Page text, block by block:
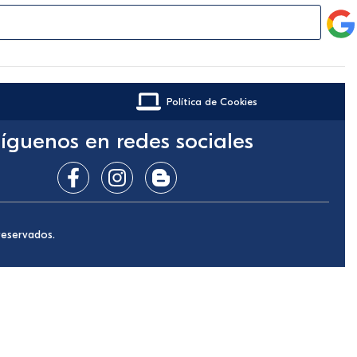
Política de Cookies
en redes sociales